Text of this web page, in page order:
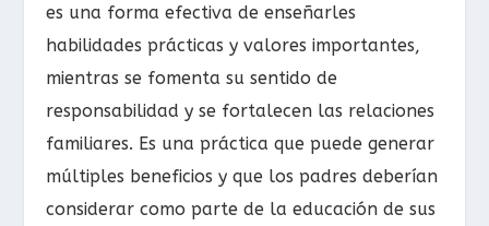
es una forma efectiva de enseñarles
habilidades prácticas y valores importantes,
mientras se fomenta su sentido de
responsabilidad y se fortalecen las relaciones
familiares. Es una práctica que puede generar
múltiples beneficios y que los padres deberían
considerar como parte de la educación de sus